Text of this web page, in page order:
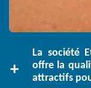
La société
offre la
attractifs